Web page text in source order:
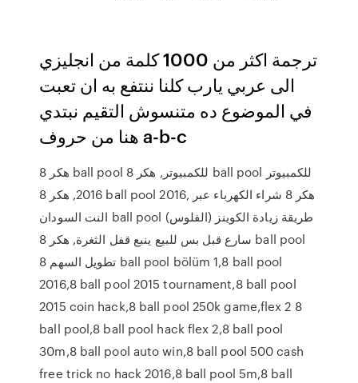
ترجمة اكثر من 1000 كلمة من انجليزي
الى عربي يارب كلنا ننتفع به ان تعبت
في الموضوع ده متنسوش التقيم نبتدي
هنا من حروف a-b-c
هكر 8 ball pool للكمبيوتر, هكر 8 ball pool للكمبيوتر
2016, هكر 8 ball pool 2016, هكر 8 شراء الكهرباء عبر
النت السودان ball pool طريقة زيادة الكوينز (الفلوس)
سارع قبل بس للبيع ينبع قفل الثغرة, هكر 8 ball pool
تطويل السهم 8 ball pool bölüm 1,8 ball pool
2016,8 ball pool 2015 tournament,8 ball pool
2015 coin hack,8 ball pool 250k game,flex 2 8
ball pool,8 ball pool hack flex 2,8 ball pool
30m,8 ball pool auto win,8 ball pool 500 cash
free trick no hack 2016,8 ball pool 5m,8 ball